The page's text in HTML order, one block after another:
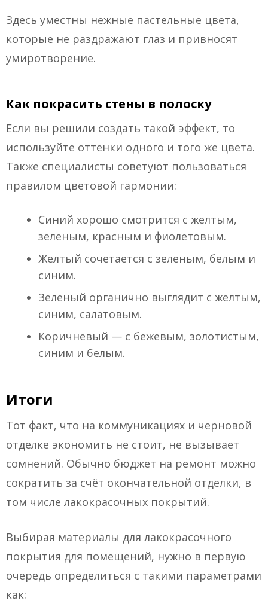
Здесь уместны нежные пастельные цвета,
которые не раздражают глаз и привносят
умиротворение.
Как покрасить стены в полоску
Если вы решили создать такой эффект, то
используйте оттенки одного и того же цвета.
Также специалисты советуют пользоваться
правилом цветовой гармонии:
Синий хорошо смотрится с желтым,
зеленым, красным и фиолетовым.
Желтый сочетается с зеленым, белым и
синим.
Зеленый органично выглядит с желтым,
синим, салатовым.
Коричневый — с бежевым, золотистым,
синим и белым.
Итоги
Тот факт, что на коммуникациях и черновой
отделке экономить не стоит, не вызывает
сомнений. Обычно бюджет на ремонт можно
сократить за счёт окончательной отделки, в
том числе лакокрасочных покрытий.
Выбирая материалы для лакокрасочного
покрытия для помещений, нужно в первую
очередь определиться с такими параметрами
как: